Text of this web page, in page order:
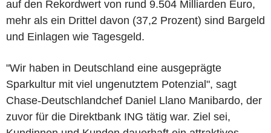
auf den Rekordwert von rund 9.504 Milliarden Euro,
mehr als ein Drittel davon (37,2 Prozent) sind Bargeld
und Einlagen wie Tagesgeld.
"Wir haben in Deutschland eine ausgeprägte
Sparkultur mit viel ungenutztem Potenzial", sagt
Chase-Deutschlandchef Daniel Llano Manibardo, der
zuvor für die Direktbank ING tätig war. Ziel sei,